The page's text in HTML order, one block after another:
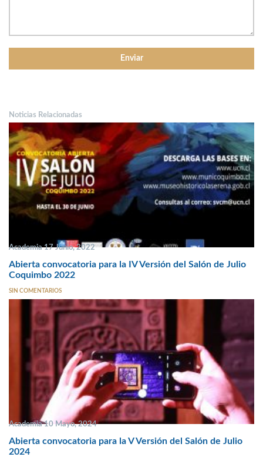
Noticias Relacionadas
Academia 17 Junio, 2022
Abierta convocatoria para la IV Versión del Salón de Julio
Coquimbo 2022
SIN COMENTARIOS
Academia 10 Mayo, 2024
Abierta convocatoria para la V Versión del Salón de Julio
2024